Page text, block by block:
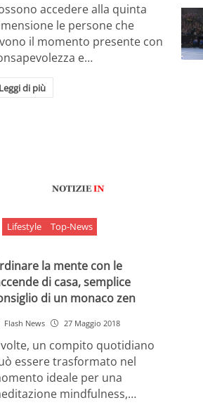
accedere alla quinta
le persone che
il momento presente con
e…
Leggi di più
Lifestyle Top-News
la mente con le
di casa, semplice
di un monaco zen
Flash News 27 Maggio 2018
un compito quotidiano
essere trasformato nel
ideale per una
mindfulness,…